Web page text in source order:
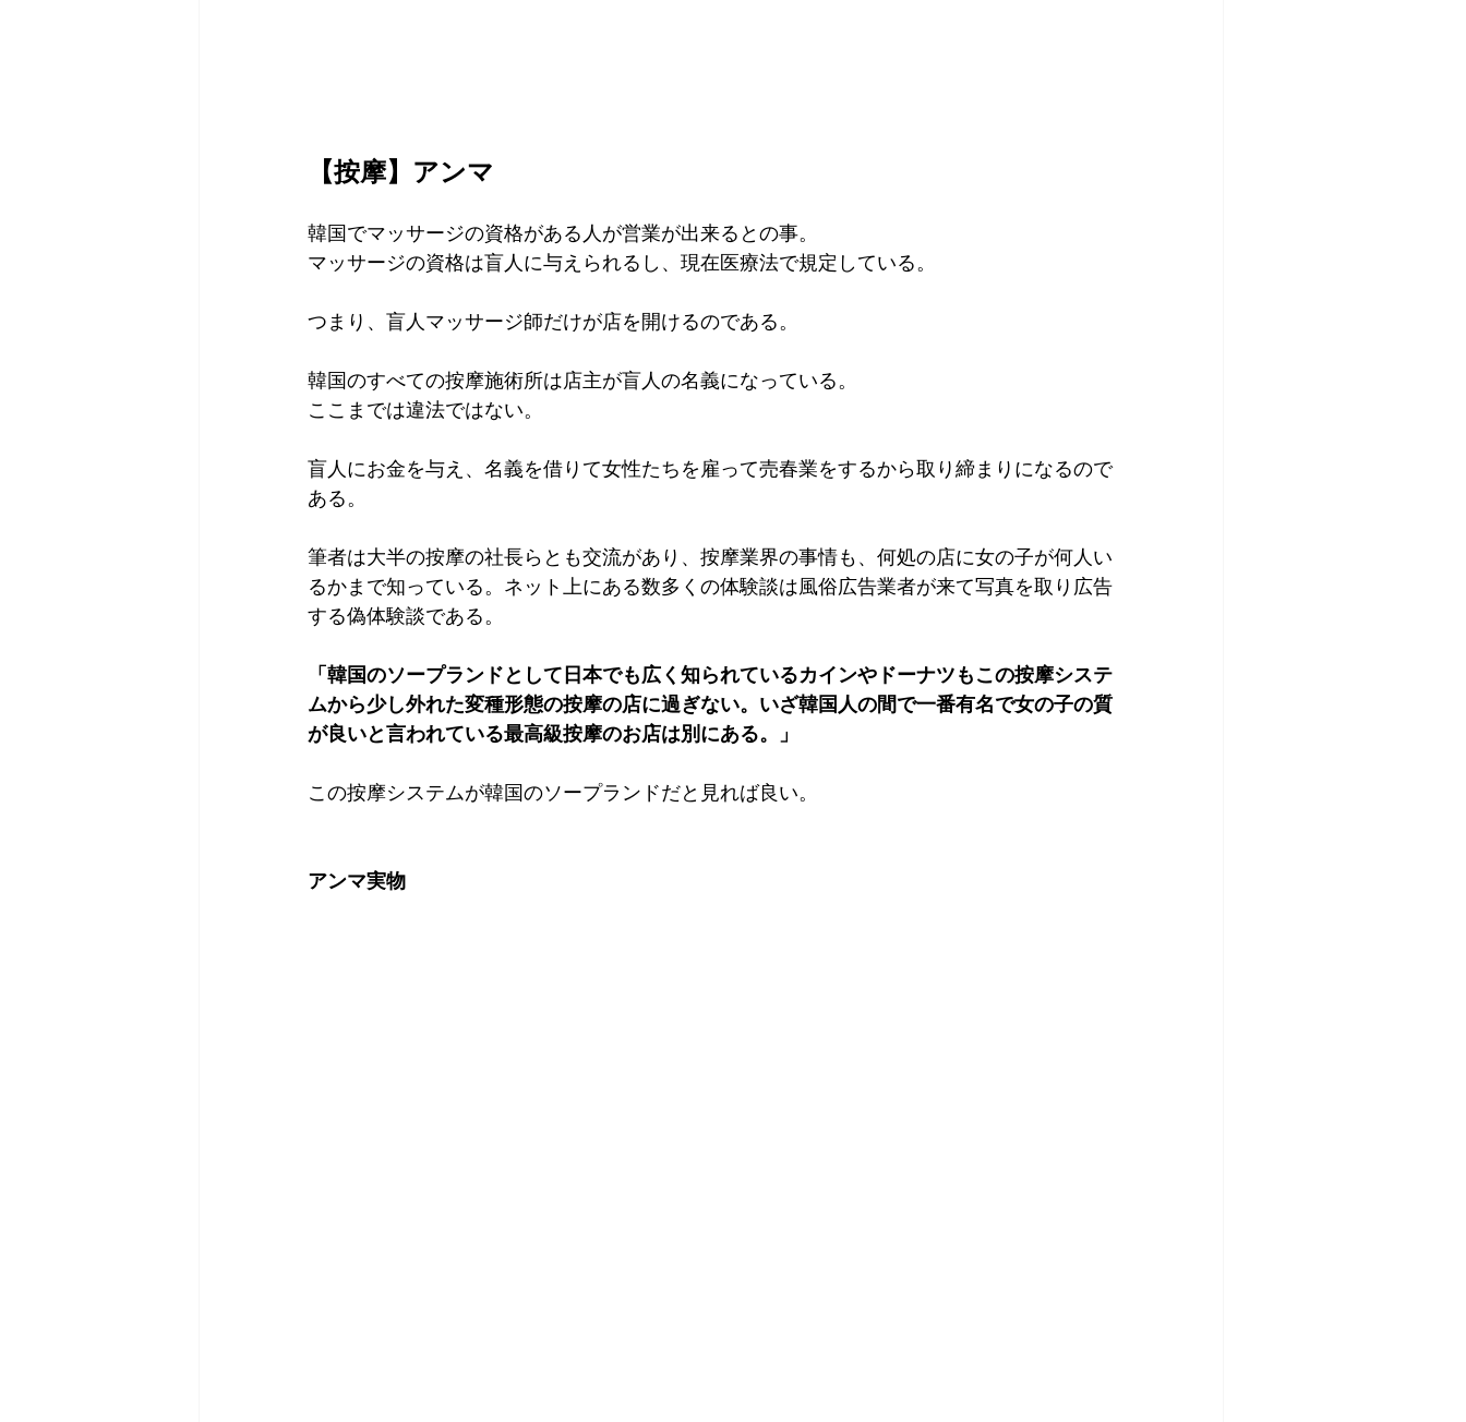
【按摩】アンマ
韓国でマッサージの資格がある人が営業が出来るとの事。
マッサージの資格は盲人に与えられるし、現在医療法で規定している。
つまり、盲人マッサージ師だけが店を開けるのである。
韓国のすべての按摩施術所は店主が盲人の名義になっている。
ここまでは違法ではない。
盲人にお金を与え、名義を借りて女性たちを雇って売春業をするから取り締まりになるので
ある。
筆者は大半の按摩の社長らとも交流があり、按摩業界の事情も、何処の店に女の子が何人い
るかまで知っている。ネット上にある数多くの体験談は風俗広告業者が来て写真を取り広告
する偽体験談である。
「韓国のソープランドとして日本でも広く知られているカインやドーナツもこの按摩システ
ムから少し外れた変種形態の按摩の店に過ぎない。いざ韓国人の間で一番有名で女の子の質
が良いと言われている最高級按摩のお店は別にある。」
この按摩システムが韓国のソープランドだと見れば良い。
アンマ実物